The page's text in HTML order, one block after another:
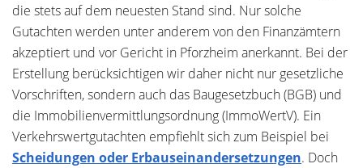
die stets auf dem neuesten Stand sind. Nur solche
Gutachten werden unter anderem von den Finanzämtern
akzeptiert und vor Gericht in Pforzheim anerkannt. Bei der
Erstellung berücksichtigen wir daher nicht nur gesetzliche
Vorschriften, sondern auch das Baugesetzbuch (BGB) und
die Immobilienvermittlungsordnung (ImmoWertV). Ein
Verkehrswertgutachten empfiehlt sich zum Beispiel bei
Scheidungen oder Erbauseinandersetzungen. Doch